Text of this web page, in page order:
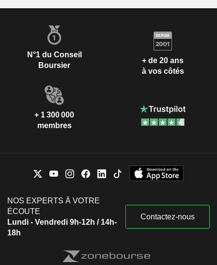
N°1 du Conseil
Boursier
+ de 20 ans
à vos côtés
+ 1 300 000
membres
NOS EXPERTS À VOTRE
ÉCOUTE
Lundi - Vendredi 9h-12h / 14h-
18h
Contactez-nous